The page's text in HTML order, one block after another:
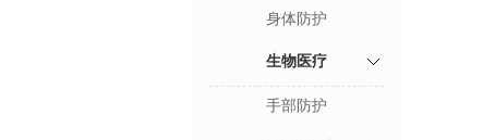
身体防护
生物医疗
手部防护